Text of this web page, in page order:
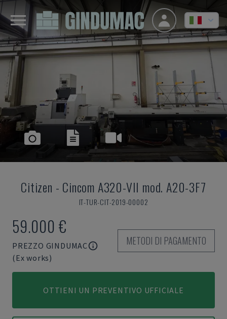
Citizen - Cincom A320-VII mod. A20-3F7
IT-TUR-CIT-2019-00002
59.000 €
PREZZO GINDUMAC
(Ex works)
METODI DI PAGAMENTO
OTTIENI UN PREVENTIVO UFFICIALE